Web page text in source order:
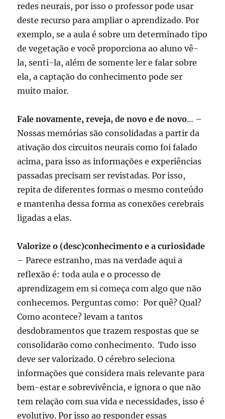
redes neurais, por isso o professor pode usar
deste recurso para ampliar o aprendizado. Por
exemplo, se a aula é sobre um determinado tipo
de vegetação e você proporciona ao aluno vê-
la, senti-la, além de somente ler e falar sobre
ela, a captação do conhecimento pode ser
muito maior.
Fale novamente, reveja, de novo e de novo… –
Nossas memórias são consolidadas a partir da
ativação dos circuitos neurais como foi falado
acima, para isso as informações e experiências
passadas precisam ser revistadas. Por isso,
repita de diferentes formas o mesmo conteúdo
e mantenha dessa forma as conexões cerebrais
ligadas a elas.
Valorize o (desc)conhecimento e a curiosidade
– Parece estranho, mas na verdade aqui a
reflexão é: toda aula e o processo de
aprendizagem em si começa com algo que não
conhecemos. Perguntas como: Por quê? Qual?
Como acontece? levam a tantos
desdobramentos que trazem respostas que se
consolidarão como conhecimento. Tudo isso
deve ser valorizado. O cérebro seleciona
informações que considera mais relevante para
bem-estar e sobrevivência, e ignora o que não
tem relação com sua vida e necessidades, isso é
evolutivo. Por isso ao responder essas